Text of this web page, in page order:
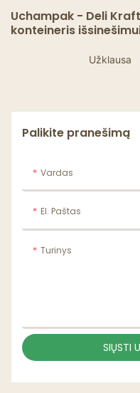
Uchampak - Deli Kraft
konteineris
salotų sriubos dubens
Užklausa
Palikite pranešimą
Vardas
El. Paštas
Turinys
SIŲSTI